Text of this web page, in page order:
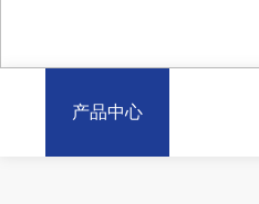
产品中心